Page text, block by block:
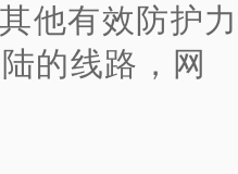
他有效防护力
的线路，网